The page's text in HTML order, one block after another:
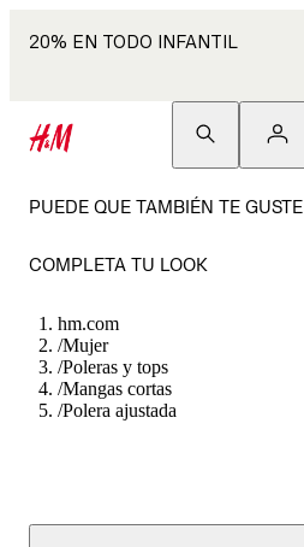
20% EN TODO INFANTIL
PUEDE QUE TAMBIÉN TE GUSTE
COMPLETA TU LOOK
hm.com
/Mujer
/Poleras y tops
/Mangas cortas
/Polera ajustada